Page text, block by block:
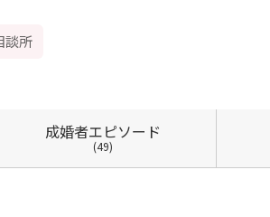
談所
成婚者エピソード
(49)